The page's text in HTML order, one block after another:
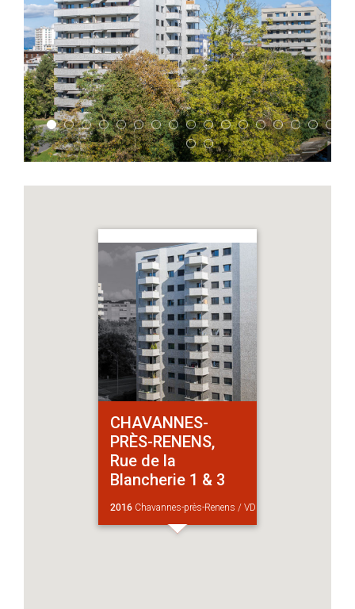
CHAVANNES-
PRÈS-RENENS,
Rue de la
Blancherie 1 & 3
2016 Chavannes-près-Renens / VD